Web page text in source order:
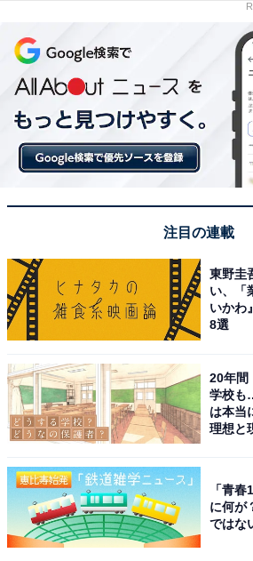
第2位に選ばれたのは、2023年1月
でした。若い男性だけがかかる奇病
が激減し、男女逆転した江戸時代が
設定とさまざまな人間関係を描いた
れています。
回答者からは「凄く面白い企画のド
た世界を描いているのが面白いです
県）」「他ではあまり見たことない
設定に意表を突かれた人が多いよう
また、「今現在大奥にはまっていて
い感情が揺り動かされました。昔の
在でも同じように理解できる部分も
れます（43歳女性／神奈川県）」「
さを感じられる。反対に、陰湿な所
変わらない女性らしさがあった（23
など、特に女性から絶賛の声が上が
注目の連載
東野圭
い、「
いかわ
8選
20年間
学校も
は本当
理想と
「青
に何が
ではな